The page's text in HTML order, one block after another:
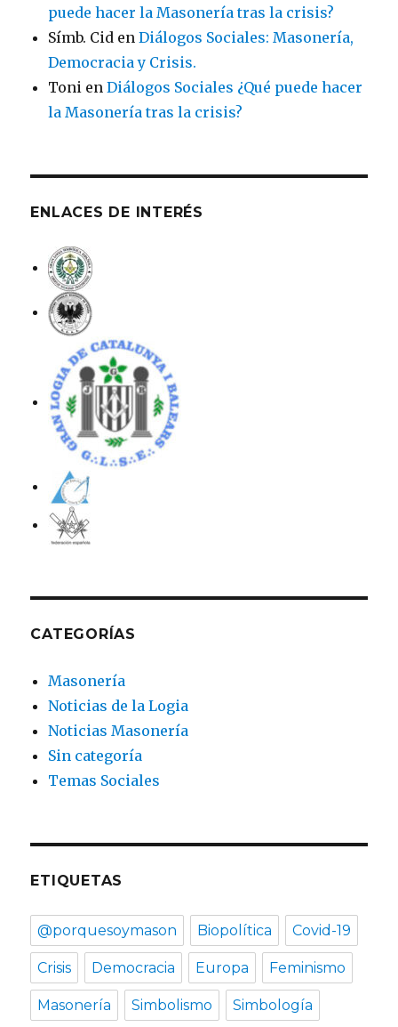
puede hacer la Masonería tras la crisis?
Símb. Cid enDiálogos Sociales: Masonería,
Democracia y Crisis.
Toni enDiálogos Sociales ¿Qué puede hacer
la Masonería tras la crisis?
ENLACES DE INTERÉS
CATEGORÍAS
Masonería
Noticias de la Logia
Noticias Masonería
Sin categoría
Temas Sociales
ETIQUETAS
@porquesoymason Biopolítica Covid-19
Crisis Democracia Europa Feminismo
Masonería Simbolismo Simbología